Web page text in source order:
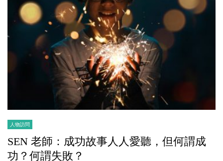
人物訪問
SEN 老師：成功故事人人愛聽，但何謂成
功？何謂失敗？